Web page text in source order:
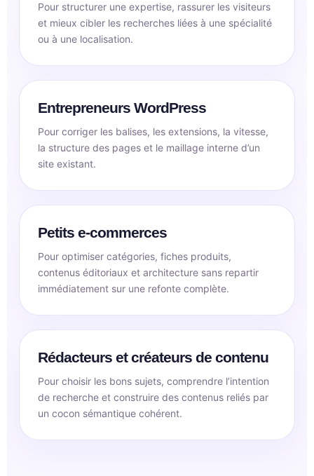
Pour structurer une expertise, rassurer les visiteurs
et mieux cibler les recherches liées à une spécialité
ou à une localisation.
Entrepreneurs WordPress
Pour corriger les balises, les extensions, la vitesse,
la structure des pages et le maillage interne d’un
site existant.
Petits e-commerces
Pour optimiser catégories, fiches produits,
contenus éditoriaux et architecture sans repartir
immédiatement sur une refonte complète.
Rédacteurs et créateurs de contenu
Pour choisir les bons sujets, comprendre l’intention
de recherche et construire des contenus reliés par
un cocon sémantique cohérent.